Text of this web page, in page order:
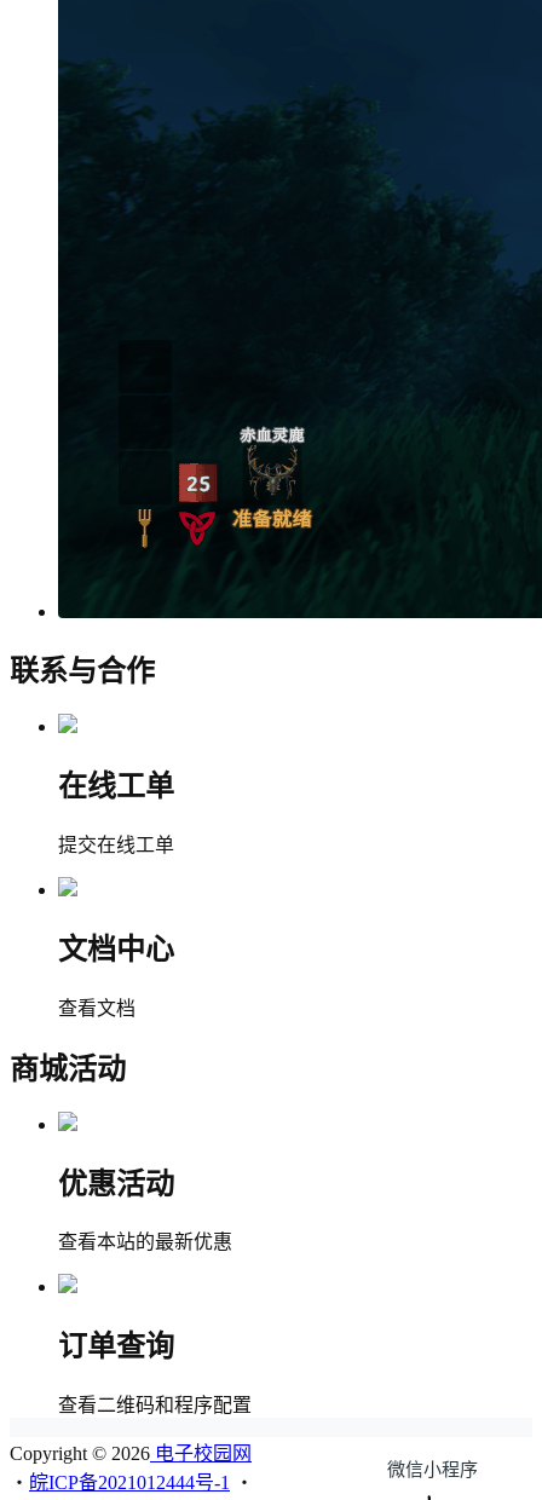
联系与合作
在线工单
提交在线工单
文档中心
查看文档
商城活动
优惠活动
查看本站的最新优惠
订单查询
查看二维码和程序配置
微信小程序
Copyright © 2026 电子校园网
・ 皖ICP备2021012444号-1 ・